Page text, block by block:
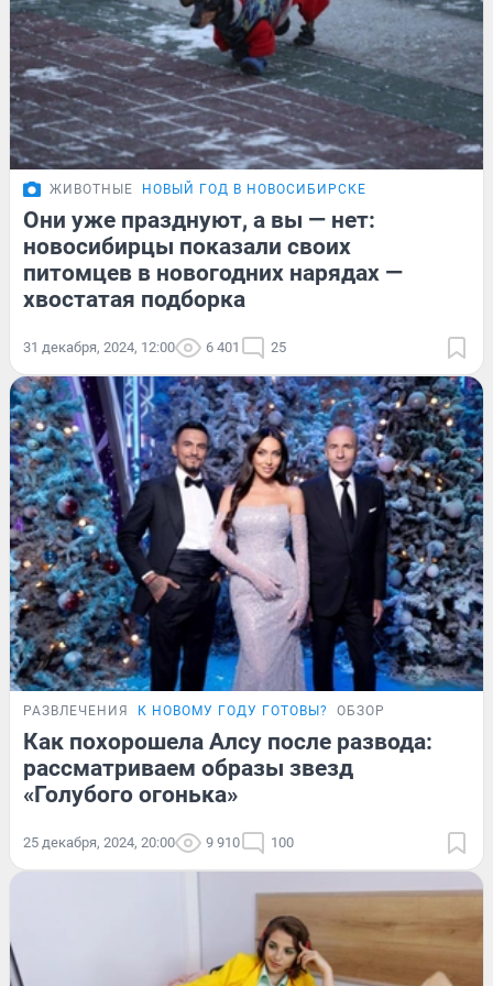
ЖИВОТНЫЕ НОВЫЙ ГОД В НОВОСИБИРСКЕ
Они уже празднуют, а вы — нет:
новосибирцы показали своих
питомцев в новогодних нарядах —
хвостатая подборка
31 декабря, 2024, 12:00 6 401 25
РАЗВЛЕЧЕНИЯ К НОВОМУ ГОДУ ГОТОВЫ? ОБЗОР
Как похорошела Алсу после развода:
рассматриваем образы звезд
«Голубого огонька»
25 декабря, 2024, 20:00 9 910 100